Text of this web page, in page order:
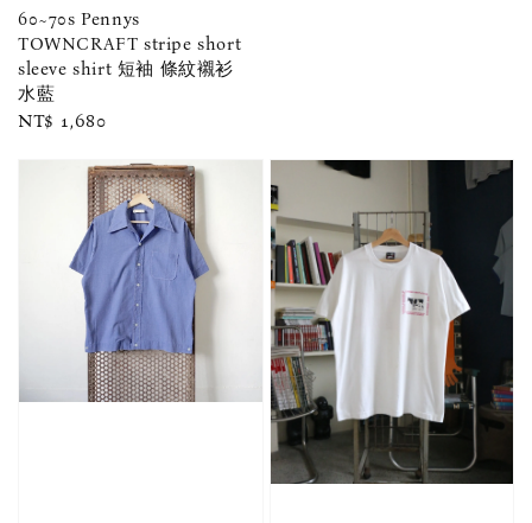
60~70s Pennys
TOWNCRAFT stripe short
sleeve shirt 短袖 條紋襯衫
水藍
Regular
NT$ 1,680